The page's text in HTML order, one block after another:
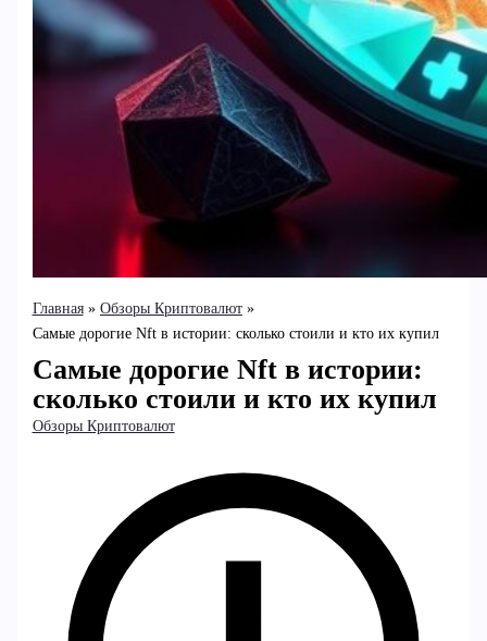
Главная
Обзоры Криптовалют
Самые дорогие Nft в истории: сколько стоили и кто их купил
Самые дорогие Nft в истории:
сколько стоили и кто их купил
Обзоры Криптовалют